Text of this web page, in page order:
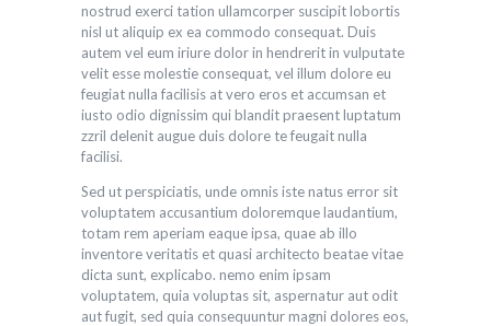
nostrud exerci tation ullamcorper suscipit lobortis
nisl ut aliquip ex ea commodo consequat. Duis
autem vel eum iriure dolor in hendrerit in vulputate
velit esse molestie consequat, vel illum dolore eu
feugiat nulla facilisis at vero eros et accumsan et
iusto odio dignissim qui blandit praesent luptatum
zzril delenit augue duis dolore te feugait nulla
facilisi.
Sed ut perspiciatis, unde omnis iste natus error sit
voluptatem accusantium doloremque laudantium,
totam rem aperiam eaque ipsa, quae ab illo
inventore veritatis et quasi architecto beatae vitae
dicta sunt, explicabo. nemo enim ipsam
voluptatem, quia voluptas sit, aspernatur aut odit
aut fugit, sed quia consequuntur magni dolores eos,